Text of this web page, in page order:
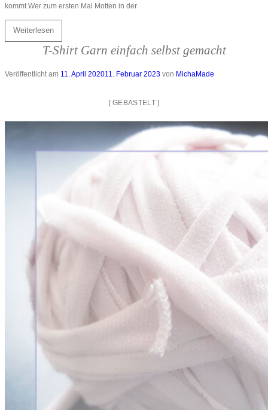
kommt.Wer zum ersten Mal Motten in der
Weiterlesen
T-Shirt Garn einfach selbst gemacht
Veröffentlicht am 11. April 202011. Februar 2023 von MichaMade
[GEBASTELT]